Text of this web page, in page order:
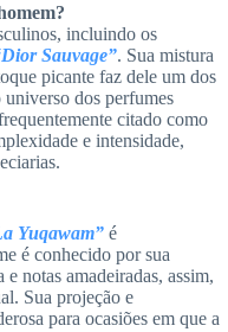
incluindo os
Sauvage”. Sua mistura
picante faz dele um dos
dos perfumes
citado como
e intensidade,
Yuqawam” é
é conhecido por sua
notas amadeiradas, assim,
Sua projeção e
para ocasiões em que a